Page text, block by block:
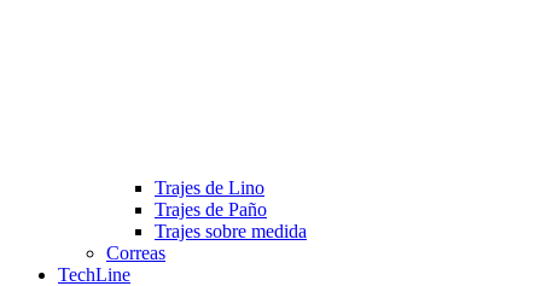
Trajes de Lino
Trajes de Paño
Trajes sobre medida
Correas
TechLine